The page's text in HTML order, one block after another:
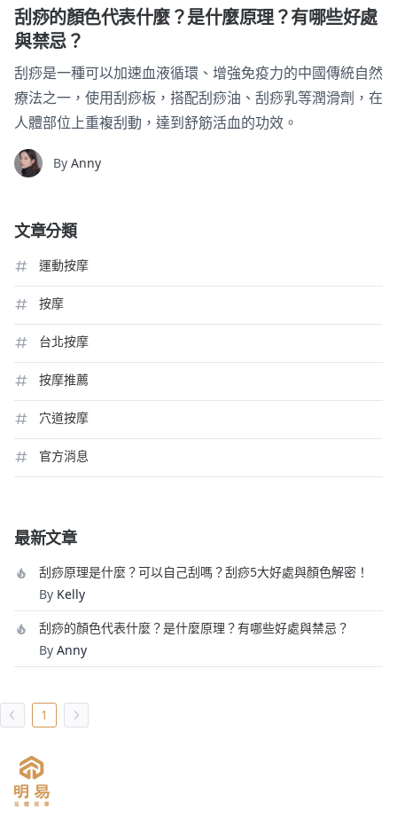
刮痧的顏色代表什麼？是什麼原理？有哪些好處
與禁忌？
刮痧是一種可以加速血液循環、增強免疫力的中國傳統自然
療法之一，使用刮痧板，搭配刮痧油、刮痧乳等潤滑劑，在
人體部位上重複刮動，達到舒筋活血的功效。
By Anny
文章分類
運動按摩
按摩
台北按摩
按摩推薦
穴道按摩
官方消息
最新文章
刮痧原理是什麼？可以自己刮嗎？刮痧5大好處與顏色解密！
By Kelly
刮痧的顏色代表什麼？是什麼原理？有哪些好處與禁忌？
By Anny
1